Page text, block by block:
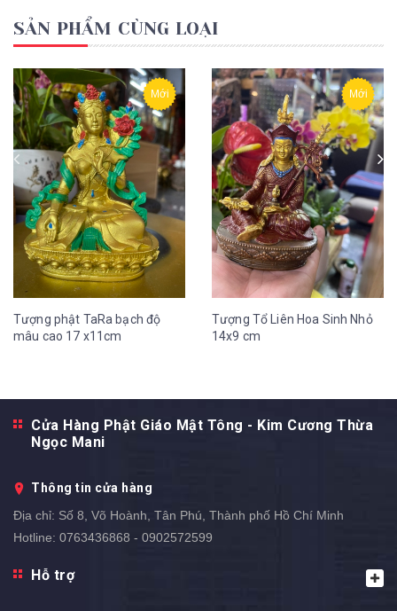
SẢN PHẨM CÙNG LOẠI
Mới
Tượng phật TaRa bạch độ
mâu cao 17 x11cm
Mới
Tượng Tổ Liên Hoa Sinh Nhỏ
14x9 cm
Cửa Hàng Phật Giáo Mật Tông - Kim Cương Thừa
Ngọc Mani
Thông tin cửa hàng
Địa chỉ: Số 8, Võ Hoành, Tân Phú, Thành phố Hồ Chí Minh
Hotline: 0763436868 - 0902572599
Hỗ trợ